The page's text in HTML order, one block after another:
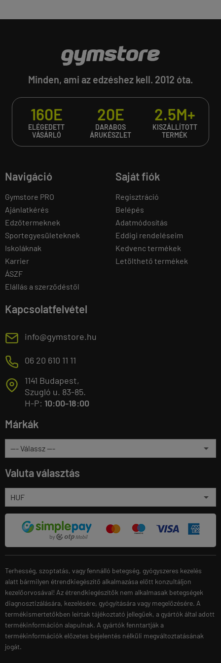
Minden, ami az edzéshez kell. 2012 óta.
160E
ELÉGEDETT
VÁSÁRLÓ
20E
DARABOS
ÁRUKÉSZLET
2.5M+
KISZÁLLÍTOTT
TERMÉK
Navigáció
Gymstore PRO
Ajánlatkérés
Edzőtermeknek
Sportegyesületeknek
Iskoláknak
Karrier
ÁSZF
Elállás a szerződéstől
Saját fiók
Regisztráció
Belépés
Adatmódosítás
Eddigi rendeléseim
Kedvenc termékek
Letölthető termékek
Kapcsolatfelvétel
E info@gymstore.hu
M 06 20 610 11 11
T
1141 Budapest,
Szugló u. 83-85.
H-P: 10:00-18:00
Márkák
Valuta választás
Terhesség, szoptatás, vagy fennálló betegség, gyógyszeres kezelés
alatt bármilyen étrendkiegészítő alkalmazása előtt konzultáljon
kezelőorvosával! Az étrendkiegészítők nem alkalmasak betegségek
diagnosztizálására, kezelésére, gyógyítására vagy megelőzésére. A
termékismertetőkben leírtak tájékoztató jellegűek, a gyártók által adott
termékinformáción alapulnak. A gyártók fenntartják a
termékinformációk előzetes bejelentés nélküli megváltoztatásának
jogát.